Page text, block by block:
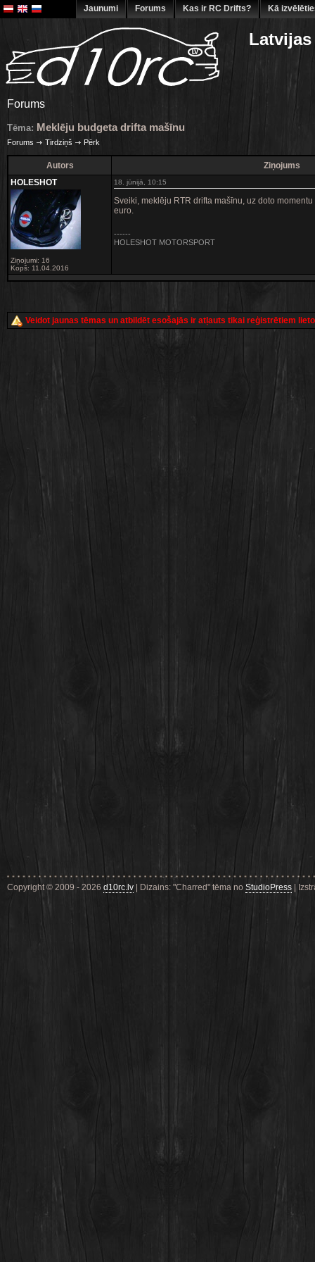
Jaunumi Forums Kas ir RC Drifts? Kā
Forums
Tēma: Meklēju budgeta drifta mašīnu
Forums Tirdziņš Pērk
Autors
Ziņojums
HOLESHOT
Ziņojumi: 16
Kopš: 11.04.2016
18. jūnijā, 10:15
Sveiki, meklēju RTR drifta mašīnu, uz doto
euro.
------
HOLESHOT MOTORSPORT
Veidot jaunas tēmas un atbildēt esošajās ir atļauts tikai reģistrētiem
Copyright © 2009 - 2026 d10rc.lv | Dizains: "Charred" tēma no StudioPress |